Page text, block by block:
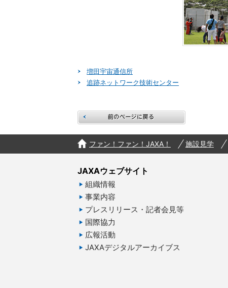
増田宇宙通信所
追跡ネットワーク技術センター
ファン！ファン！JAXA！ 施設見学
JAXAウェブサイト
組織情報
事業内容
プレスリリース・記者会見等
国際協力
広報活動
JAXAデジタルアーカイブス